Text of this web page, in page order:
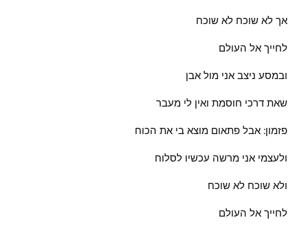
אך לא שוכח לא שוכח
לחייך אל העולם
ובמסע ניצב אני מול אבן
שאת דרכי חוסמת ואין לי מעבר
פזמון: אבל פתאום מוצא בי את הכוח
ולעצמי אני מרשה עכשיו לסלוח
ולא שוכח לא שוכח
לחייך אל העולם